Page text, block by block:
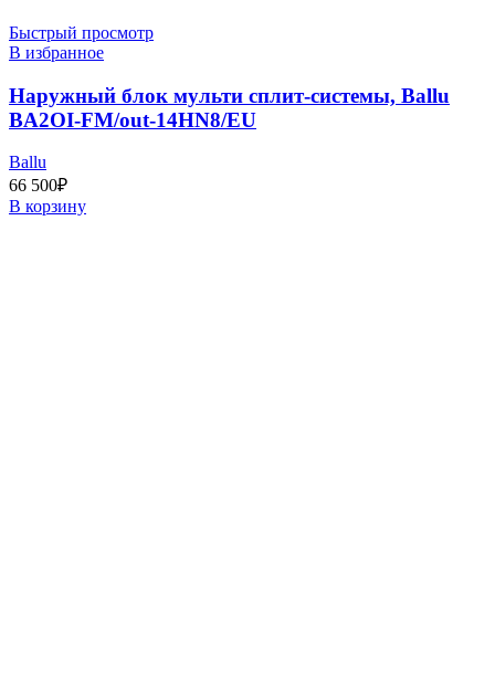
Быстрый просмотр
В избранное
Наружный блок мульти сплит-системы, Ballu
BA2OI-FM/out-14HN8/EU
Ballu
66 500₽
В корзину